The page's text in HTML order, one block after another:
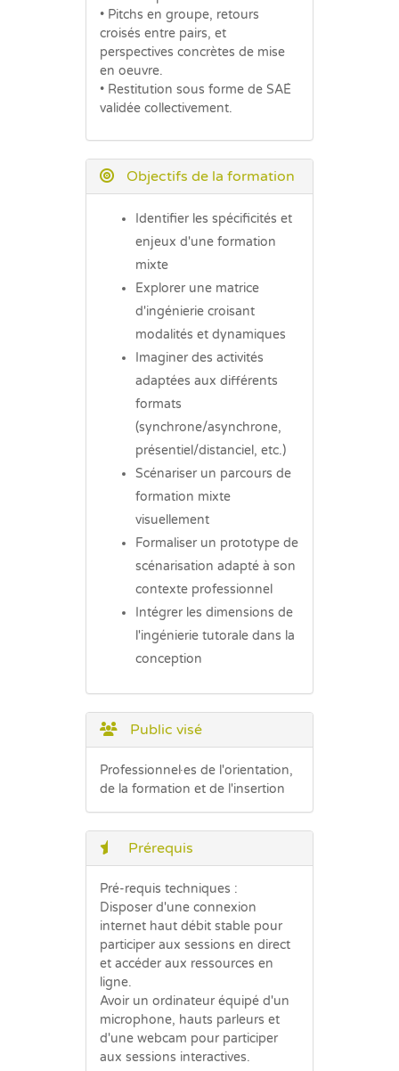
• Pitchs en groupe, retours
croisés entre pairs, et
perspectives concrètes de mise
en oeuvre.
• Restitution sous forme de SAÉ
validée collectivement.
Objectifs de la formation
Identifier les spécificités et
enjeux d'une formation
mixte
Explorer une matrice
d'ingénierie croisant
modalités et dynamiques
Imaginer des activités
adaptées aux différents
formats
(synchrone/asynchrone,
présentiel/distanciel, etc.)
Scénariser un parcours de
formation mixte
visuellement
Formaliser un prototype de
scénarisation adapté à son
contexte professionnel
Intégrer les dimensions de
l'ingénierie tutorale dans la
conception
Public visé
Professionnel·es de l'orientation,
de la formation et de l'insertion
Prérequis
Pré-requis techniques :
Disposer d'une connexion
internet haut débit stable pour
participer aux sessions en direct
et accéder aux ressources en
ligne.
Avoir un ordinateur équipé d'un
microphone, hauts parleurs et
d'une webcam pour participer
aux sessions interactives.